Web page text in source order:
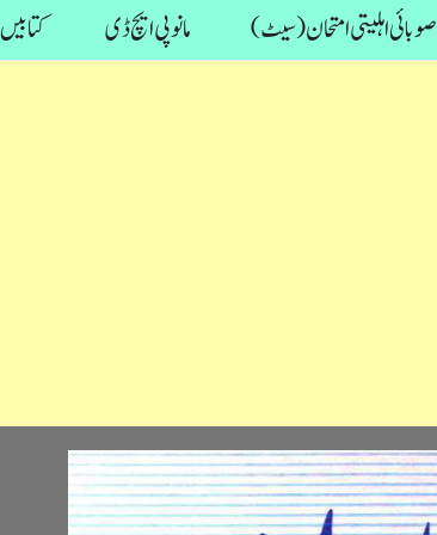
صوبائی اہلیتی امتحان (سیٹ) مانو پی ایچ ڈی کتابیں